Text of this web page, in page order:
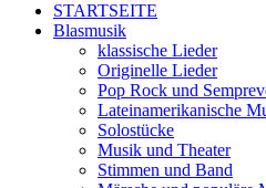
STARTSEITE
Blasmusik
klassische Lieder
Originelle Lieder
Pop Rock und
Lateinamerikanische
Solostücke
Musik und Theater
Stimmen und Band